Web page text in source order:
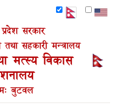
सरकार
सहकारी मन्त्रालय
मत्स्य विकास
बुटवल